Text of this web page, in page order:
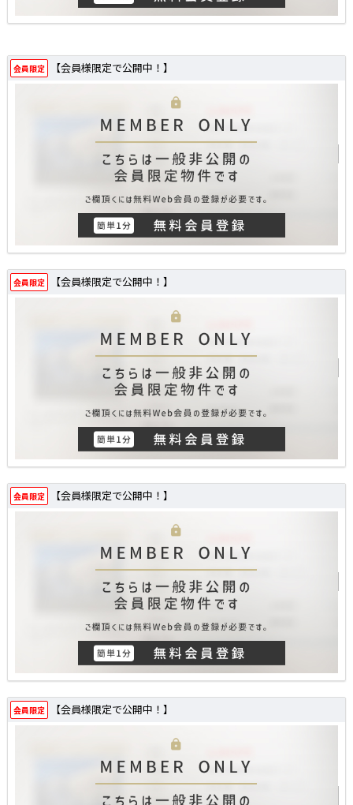
会員限定 【会員様限定で公開中！】
会員限定 【会員様限定で公開中！】
会員限定 【会員様限定で公開中！】
会員限定 【会員様限定で公開中！】